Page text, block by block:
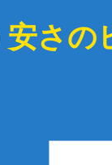
安さの